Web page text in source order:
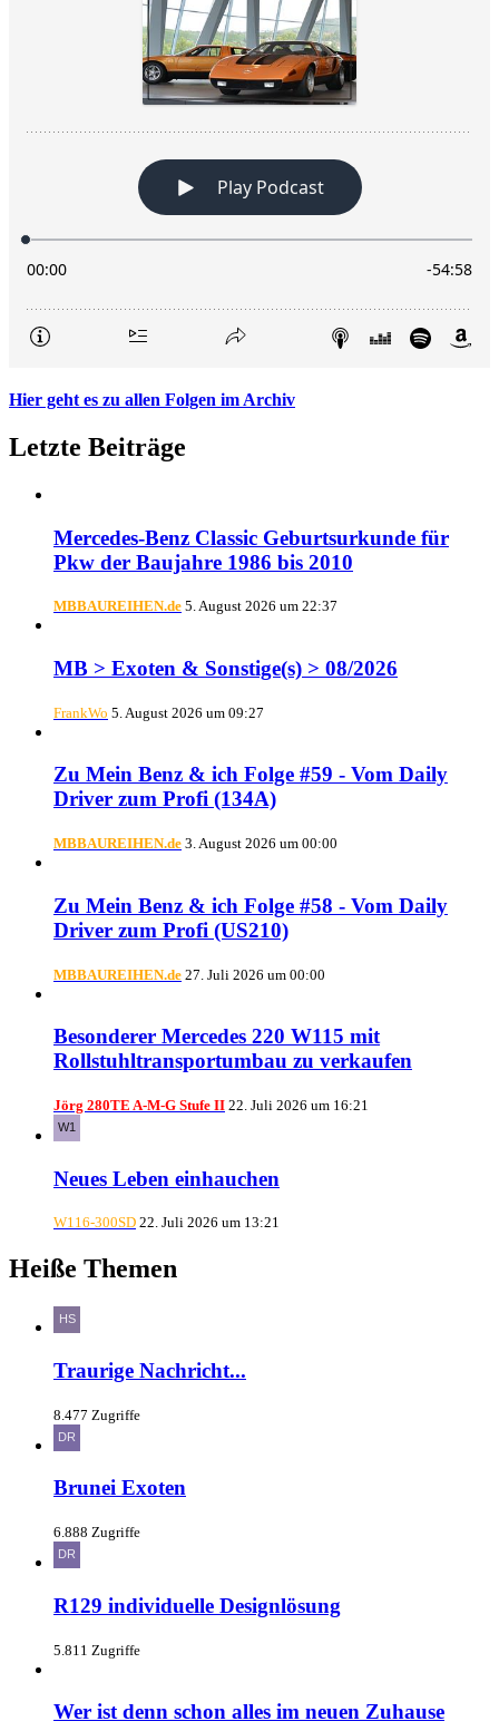
Hier geht es zu allen Folgen im Archiv
Letzte Beiträge
Mercedes-Benz Classic Geburtsurkunde für
Pkw der Baujahre 1986 bis 2010
MBBAUREIHEN.de 5. August 2026 um 22:37
MB > Exoten & Sonstige(s) > 08/2026
FrankWo 5. August 2026 um 09:27
Zu Mein Benz & ich Folge #59 - Vom Daily
Driver zum Profi (134A)
MBBAUREIHEN.de 3. August 2026 um 00:00
Zu Mein Benz & ich Folge #58 - Vom Daily
Driver zum Profi (US210)
MBBAUREIHEN.de 27. Juli 2026 um 00:00
Besonderer Mercedes 220 W115 mit
Rollstuhltransportumbau zu verkaufen
Jörg 280TE A-M-G Stufe II 22. Juli 2026 um 16:21
Neues Leben einhauchen
W116-300SD 22. Juli 2026 um 13:21
Heiße Themen
Traurige Nachricht...
8.477 Zugriffe
Brunei Exoten
6.888 Zugriffe
R129 individuelle Designlösung
5.811 Zugriffe
Wer ist denn schon alles im neuen Zuhause